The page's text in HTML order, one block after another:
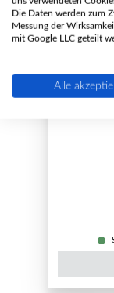
Die Daten werden zum
Messung der
mit Google LLC geteilt
Alle